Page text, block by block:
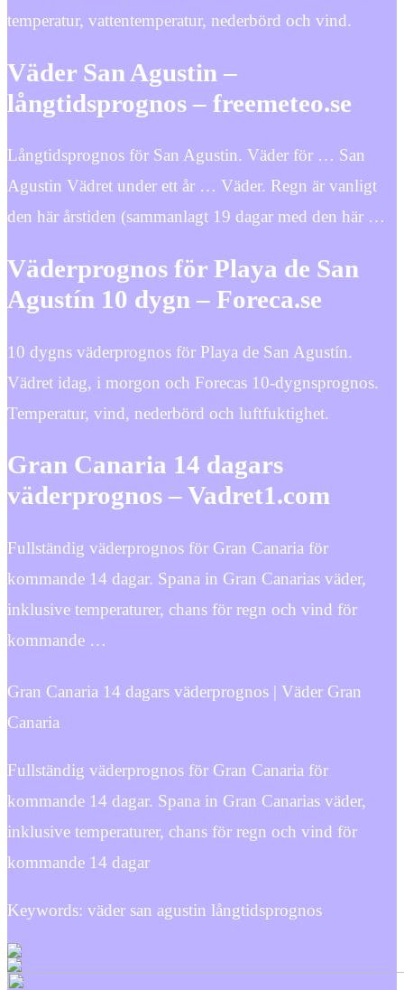
temperatur, vattentemperatur, nederbörd och vind.
Väder San Agustin –
långtidsprognos – freemeteo.se
Långtidsprognos för San Agustin. Väder för … San
Agustin Vädret under ett år … Väder. Regn är vanligt
den här årstiden (sammanlagt 19 dagar med den här …
Väderprognos för Playa de San
Agustín 10 dygn – Foreca.se
10 dygns väderprognos för Playa de San Agustín.
Vädret idag, i morgon och Forecas 10-dygnsprognos.
Temperatur, vind, nederbörd och luftfuktighet.
Gran Canaria 14 dagars
väderprognos – Vadret1.com
Fullständig väderprognos för Gran Canaria för
kommande 14 dagar. Spana in Gran Canarias väder,
inklusive temperaturer, chans för regn och vind för
kommande …
Gran Canaria 14 dagars väderprognos | Väder Gran
Canaria
Fullständig väderprognos för Gran Canaria för
kommande 14 dagar. Spana in Gran Canarias väder,
inklusive temperaturer, chans för regn och vind för
kommande 14 dagar
Keywords: väder san agustin långtidsprognos